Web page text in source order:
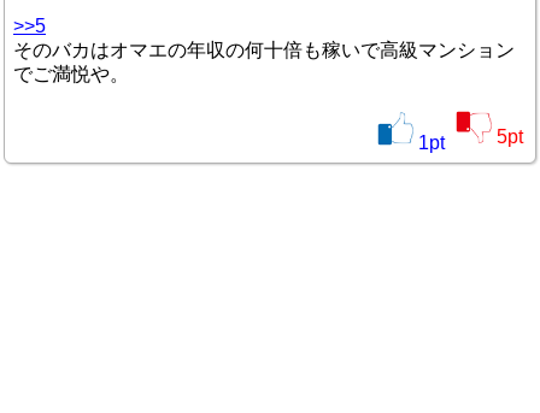
>>5
そのバカはオマエの年収の何十倍も稼いで高級マンション
でご満悦や。
1pt 5pt